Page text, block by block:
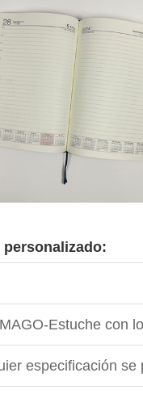
Estuche con
especificación se